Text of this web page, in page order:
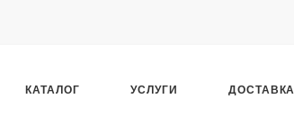
КАТАЛОГ УСЛУГИ ДОСТАВКА